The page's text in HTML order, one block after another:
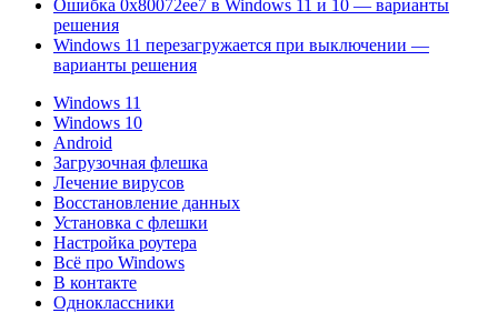
Ошибка 0x80072ee7 в Windows 11 и 10 — варианты
решения
Windows 11 перезагружается при выключении —
варианты решения
Windows 11
Windows 10
Android
Загрузочная флешка
Лечение вирусов
Восстановление данных
Установка с флешки
Настройка роутера
Всё про Windows
В контакте
Одноклассники